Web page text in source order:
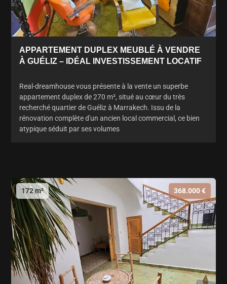
APPARTEMENT DUPLEX MEUBLÉ À VENDRE
À GUÉLIZ – IDÉAL INVESTISSEMENT LOCATIF
Real-dreamhouse vous présente à la vente un superbe
appartement duplex de 270 m², situé au cœur du très
recherché quartier de Guéliz à Marrakech. Issu de la
rénovation complète d'un ancien local commercial, ce bien
atypique séduit par ses volumes
172 m² 368.000 €